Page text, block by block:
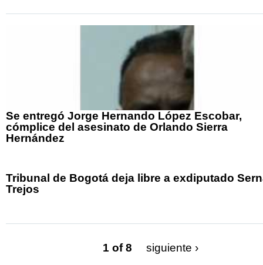
Se entregó Jorge Hernando López Escobar,
cómplice del asesinato de Orlando Sierra
Hernández
Tribunal de Bogotá deja libre a exdiputado
Trejos
1 of 8 siguiente ›